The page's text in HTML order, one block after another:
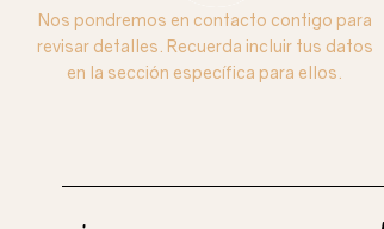
Nos pondremos en contacto contigo para
revisar detalles. Recuerda incluir tus datos
en la sección específica para ellos.